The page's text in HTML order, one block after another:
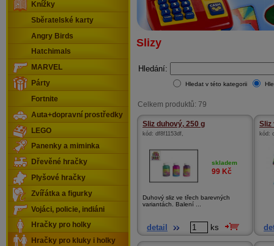
Slizy
Hledání:
Hledat v této kategorii
Celkem produktů: 79
Sliz duhový, 250 g
kód: df8f1153df,
skladem
99 Kč
Duhový sliz ve třech barevných
variantách. Balení ...
detail ks
Sliz
kód:
Knížky
Sběratelské karty
Angry Birds
Hatchimals
MARVEL
Párty
Fortnite
Auta+dopravní prostředky
LEGO
Panenky a miminka
Dřevěné hračky
Plyšové hračky
Zvířátka a figurky
Vojáci, policie, indiáni
Hračky pro holky
Hračky pro kluky i holky